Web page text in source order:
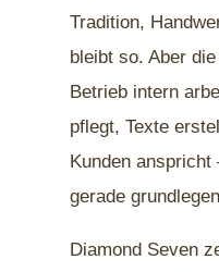
Tradition,
bleibt so. Aber
Betrieb intern
pflegt, Texte
Kunden
gerade
Diamond Seven